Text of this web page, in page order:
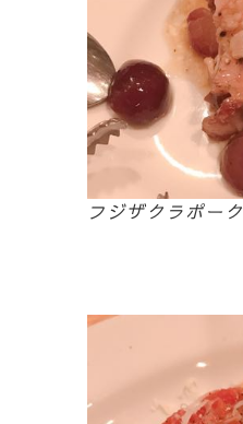
フジザクラポーク